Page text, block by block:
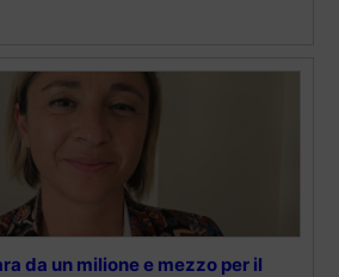
da un milione e mezzo per il